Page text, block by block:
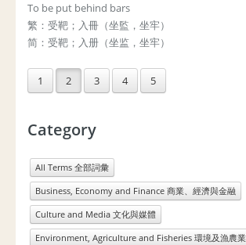
To be put behind bars
繁：受靶；入冊（坐監，坐牢）
简：受靶；入册（坐监，坐牢）
1 2 3 4 5
Category
All Terms 全部詞彙
Business, Economy and Finance 商業、經濟與金融
Culture and Media 文化與媒體
Environment, Agriculture and Fisheries 環境及漁農業